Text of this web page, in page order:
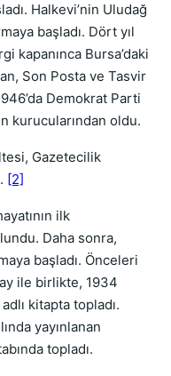
Halkevi’nin Uludağ
başladı. Dört yıl
kapanınca Bursa’daki
Son Posta ve Tasvir
Demokrat Parti
kurucularından oldu.
Gazetecilik
[2]
ilk
Daha sonra,
başladı. Önceleri
ile birlikte, 1934
kitapta topladı.
yayınlanan
topladı.